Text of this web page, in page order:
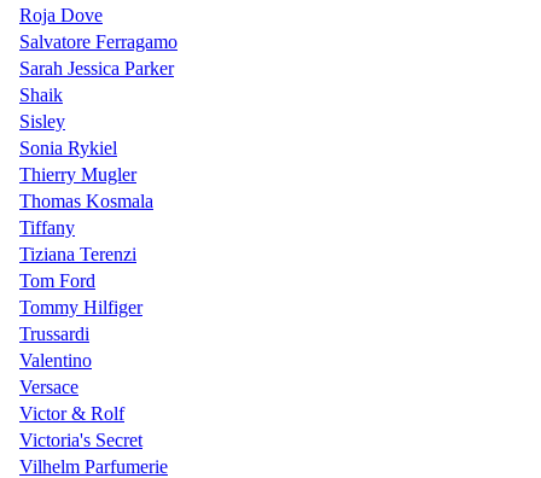
Roja Dove
Salvatore Ferragamo
Sarah Jessica Parker
Shaik
Sisley
Sonia Rykiel
Thierry Mugler
Thomas Kosmala
Tiffany
Tiziana Terenzi
Tom Ford
Tommy Hilfiger
Trussardi
Valentino
Versace
Victor & Rolf
Victoria's Secret
Vilhelm Parfumerie